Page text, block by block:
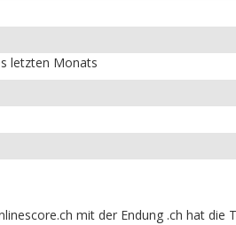
letzten Monats
mit der Endung .ch hat